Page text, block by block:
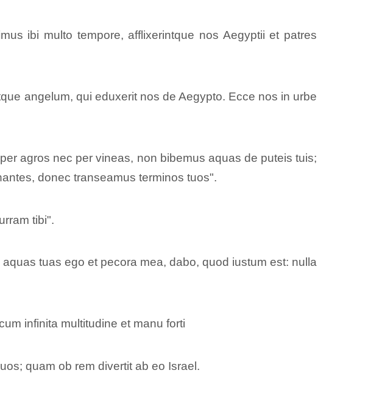
ibi multo tempore, afflixerintque nos Aegyptii et patres
angelum, qui eduxerit nos de Aegypto. Ecce nos in urbe
agros nec per vineas, non bibemus aquas de puteis tuis;
donec transeamus terminos tuos".
tibi".
tuas ego et pecora mea, dabo, quod iustum est: nulla
infinita multitudine et manu forti
quam ob rem divertit ab eo Israel.